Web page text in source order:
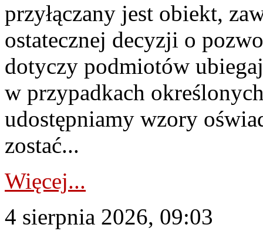
przyłączany jest obiekt,
ostatecznej decyzji o
dotyczy podmiotów
w przypadkach
udostępniamy wzory
zostać...
Więcej...
4 sierpnia 2026, 09:03